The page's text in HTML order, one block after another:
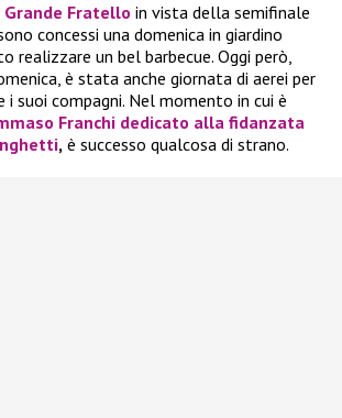
Grande Fratello in vista della semifinale
concessi una domenica in giardino
realizzare un bel barbecue. Oggi però,
è stata anche giornata di aerei per
i suoi compagni. Nel momento in cui è
Franchi dedicato alla fidanzata
, è successo qualcosa di strano.